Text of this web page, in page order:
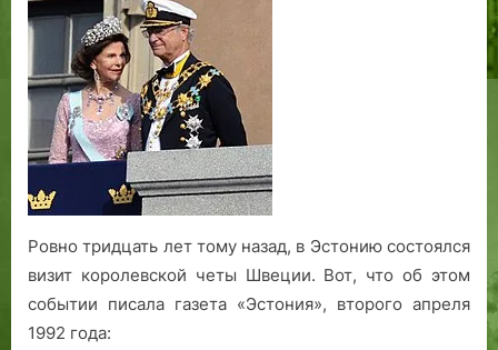
Ровно тридцать лет тому назад, в Эстонию состоялся
визит королевской четы Швеции. Вот, что об этом
событии писала газета «Эстония», второго апреля
1992 года: